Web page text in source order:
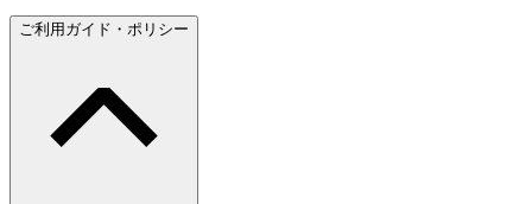
ご利用ガイド・ポリシー